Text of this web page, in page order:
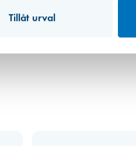
Tillåt urvalFlexi Tallriksv.[] med [] ram